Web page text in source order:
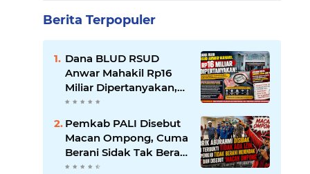
Berita Terpopuler
Dana BLUD RSUD
Anwar Mahakil Rp16
Miliar Dipertanyakan,
Publik Desak
Pengawasan
Diperketat
Pemkab PALI Disebut
Macan Ompong, Cuma
Berani Sidak Tak Berani
Menindak Perusahaan